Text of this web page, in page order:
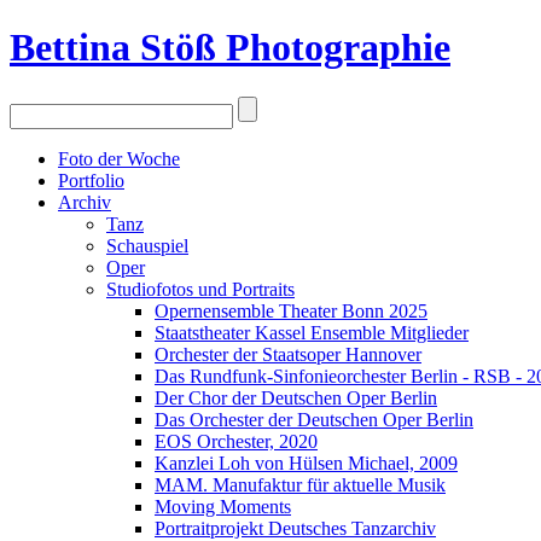
Bettina Stöß Photographie
Foto der Woche
Portfolio
Archiv
Tanz
Schauspiel
Oper
Studiofotos und Portraits
Opernensemble Theater Bonn 2025
Staatstheater Kassel Ensemble Mitglieder
Orchester der Staatsoper Hannover
Das Rundfunk-Sinfonieorchester Berlin - RSB -
Der Chor der Deutschen Oper Berlin
Das Orchester der Deutschen Oper Berlin
EOS Orchester, 2020
Kanzlei Loh von Hülsen Michael, 2009
MAM. Manufaktur für aktuelle Musik
Moving Moments
Portraitprojekt Deutsches Tanzarchiv